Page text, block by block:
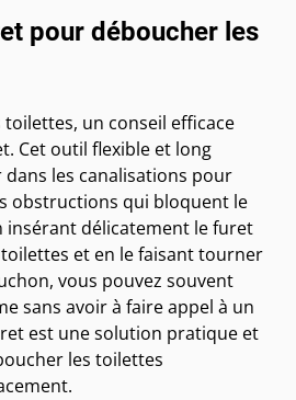
pour déboucher les
un conseil efficace
Cet outil flexible et long
les canalisations pour
obstructions qui bloquent le
insérant délicatement le furet
et en le faisant tourner
vous pouvez souvent
sans avoir à faire appel à un
est une solution pratique et
les toilettes